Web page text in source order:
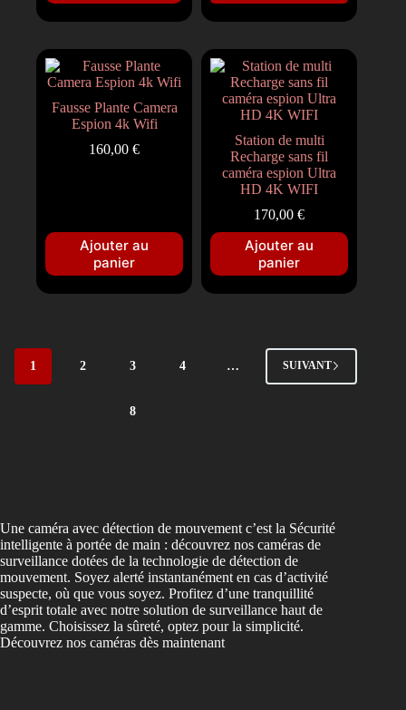
Fausse Plante Camera
Espion 4k Wifi
160,00€
Ajouter au
panier
Station de multi
Recharge sans fil
caméra espion Ultra
HD 4K WIFI
170,00€
Ajouter au
panier
1 2 3 4 …
8
SUIVANT
Une caméra avec détection de mouvement c’est la Sécurité
intelligente à portée de main : découvrez nos caméras de
surveillance dotées de la technologie de détection de
mouvement. Soyez alerté instantanément en cas d’activité
suspecte, où que vous soyez. Profitez d’une tranquillité
d’esprit totale avec notre solution de surveillance haut de
gamme. Choisissez la sûreté, optez pour la simplicité.
Découvrez nos caméras dès maintenant